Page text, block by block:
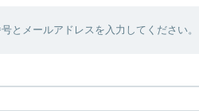
とメールアドレスを入力してください。